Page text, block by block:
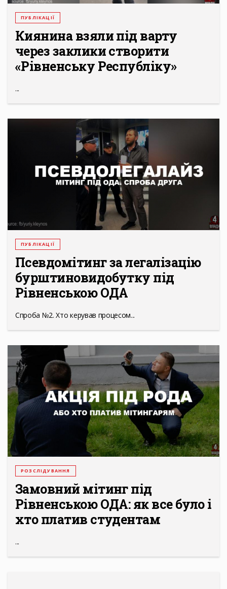
ПУБЛІКАЦІЇ
Киянина взяли під варту
через заклики створити
«Рівненську Республіку»
...
ПУБЛІКАЦІЇ
Псевдомітинг за легалізацію
бурштиновидобутку під
Рівненською ОДА
Спроба №2. Хто керував процесом...
РОЗСЛІДУВАННЯ
Замовний мітинг під
Рівненською ОДА: як все було і
хто платив студентам
...